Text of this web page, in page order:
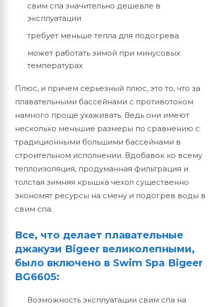
свим спа значительно дешевле в
эксплуатации
требует меньше тепла для подогрева
может работать зимой при минусовых
температурах
Плюс, и причем серьезный плюс, это то, что за
плавательными бассейнами с противотоком
намного проще ухаживать. Ведь они имеют
несколько меньшие размеры по сравнению с
традиционными большими бассейнами в
строительном исполнении. Вдобавок ко всему
теплоизоляция, продуманная фильтрация и
толстая зимняя крышка чехол существенно
экономят ресурсы на смену и подогрев воды в
свим спа.
Все, что делает плавательные
джакузи Bigeer великолепными,
было включено в Swim Spa Bigeer
BG6605:
Возможность эксплуатации свим спа на